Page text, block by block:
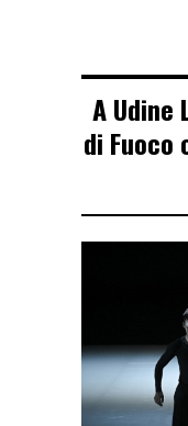
A Udine
di Fuoco